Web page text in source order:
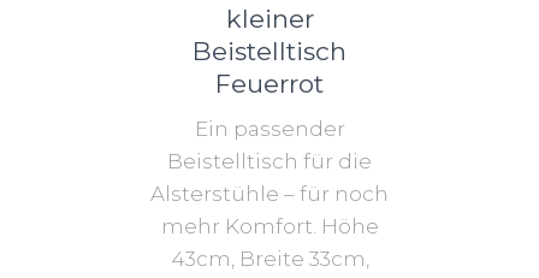
kleiner
Beistelltisch
Feuerrot
Ein passender
Beistelltisch für die
Alsterstühle – für noch
mehr Komfort. Höhe
43cm, Breite 33cm,